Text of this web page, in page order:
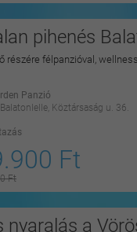
pihenés
részére félpanzióval,
Panzió
Köztársaság u. 36.
Ft
Ft
nyaralás a